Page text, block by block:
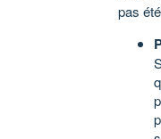
pas